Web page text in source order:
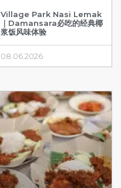
Village Park Nasi Lemak
｜Damansara必吃的经典椰
浆饭风味体验
08.06.2026